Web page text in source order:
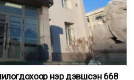
нэр дэвшсэн 668